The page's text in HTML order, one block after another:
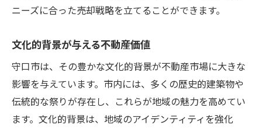
ニーズに合った売却戦略を立てることができます。
文化的背景が与える不動産価値
守口市は、その豊かな文化的背景が不動産市場に大きな
影響を与えています。市内には、多くの歴史的建築物や
伝統的な祭りが存在し、これらが地域の魅力を高めてい
ます。文化的背景は、地域のアイデンティティを強化